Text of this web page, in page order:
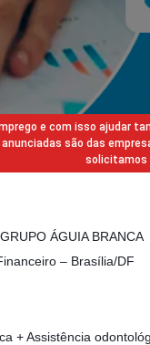
e com isso ajudar
são das
solicitamos
ÁGUIA BRANCA
– Brasília/DF
+ Assistência